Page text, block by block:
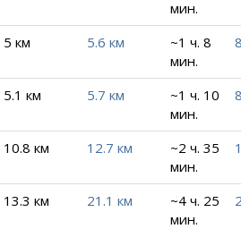
мин.
5 км 5.6 км
~1 ч. 8
мин.
5.1 км 5.7 км
~1 ч. 10
мин.
10.8 км 12.7 км
~2 ч. 35
мин.
13.3 км 21.1 км
~4 ч. 25
мин.